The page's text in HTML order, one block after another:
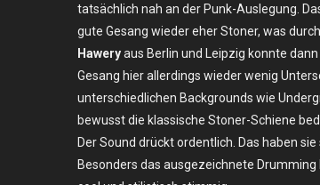
tatsächlich nah an der Punk-Auslegung.
gute Gesang wieder eher Stoner, was
Haweryaus Berlin und Leipzig konnte
Gesang hier allerdings wieder wenig
unterschiedlichen Backgrounds wie
bewusst die klassische Stoner-Schiene
Der Sound drückt ordentlich. Das haben
Besonders das ausgezeichnete